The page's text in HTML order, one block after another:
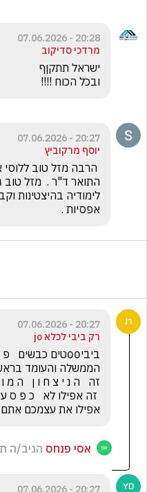
20:28 - 07.06.2026
מרדכי סדיקוב
ובכל הכוח !!!!
20:27 - 07.06.2026
יוסף מרקוביץ
אפסיות .
20:27 - 07.06.2026
רק ביבי לכלא jo
אפילו את עצמכם
אסי פנחס הגיב/ה
20:27 - 07.06.2026